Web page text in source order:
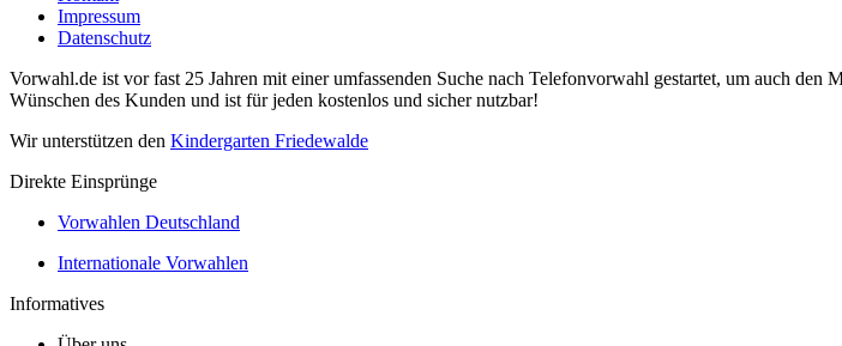
Impressum
Datenschutz
Vorwahl.de ist vor fast 25 Jahren mit einer umfassenden Suche nach Telefonvorwahl gestartet, um auch
Wünschen des Kunden und ist für jeden kostenlos und sicher nutzbar!
Wir unterstützen den Kindergarten Friedewalde
Direkte Einsprünge
Vorwahlen Deutschland
Internationale Vorwahlen
Informatives